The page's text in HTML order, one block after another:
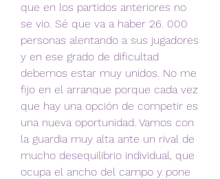
que en los partidos anteriores no
se vio. Sé que va a haber 26. 000
personas alentando a sus jugadores
y en ese grado de dificultad
debemos estar muy unidos. No me
fijo en el arranque porque cada vez
que hay una opción de competir es
una nueva oportunidad. Vamos con
la guardia muy alta ante un rival de
mucho desequilibrio individual, que
ocupa el ancho del campo y pone